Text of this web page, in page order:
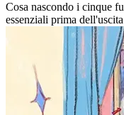
Cosa nascondo i cinque
essenziali prima